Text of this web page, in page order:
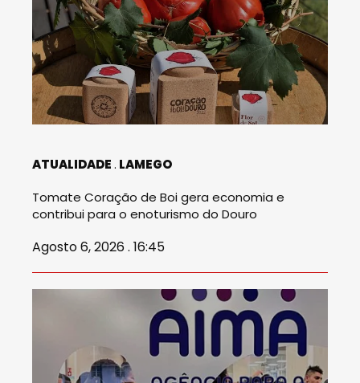
ATUALIDADE LAMEGO
Tomate Coração de Boi gera economia e
contribui para o enoturismo do Douro
Agosto 6, 2026 . 16:45